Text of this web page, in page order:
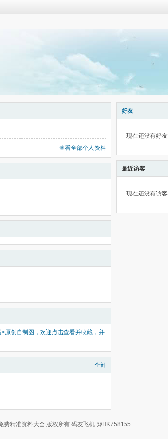
查看全部个人资料
原创自制图，欢迎点击查看并收藏，并
全部
好友
现在还没有好友
最近访客
现在还没有访客
精准资料大全 版权所有 码友飞机 @HK758155